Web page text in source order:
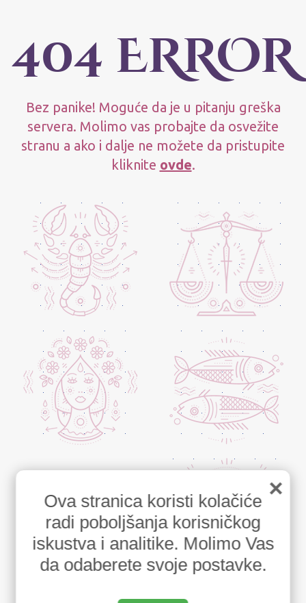
404 ERROR
Bez panike! Moguće da je u pitanju greška
servera. Molimo vas probajte da osvežite
stranu a ako i dalje ne možete da pristupite
kliknite ovde.
×
Ova stranica koristi kolačiće
radi poboljšanja korisničkog
iskustva i analitike. Molimo Vas
da odaberete svoje postavke.